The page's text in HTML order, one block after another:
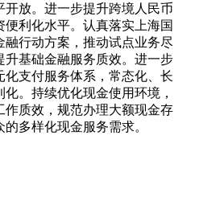
开放。进一步提升跨境人民币
便利化水平。认真落实上海国
融行动方案，推动试点业务尽
升基础金融服务质效。进一步
化支付服务体系，常态化、长
。持续优化现金使用环境，
作质效，规范办理大额现金存
多样化现金服务需求。